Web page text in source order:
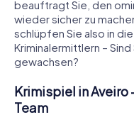
beauftragt Sie, den
wieder sicher zu
schlüpfen Sie also in
Kriminalermittlern –
gewachsen?
Krimispiel in Aveiro
Team